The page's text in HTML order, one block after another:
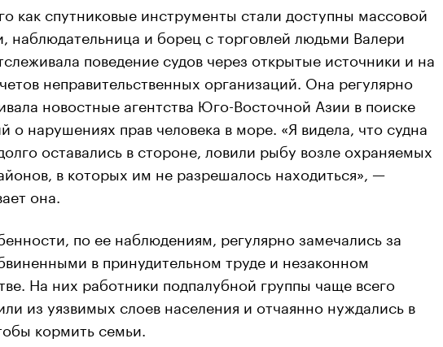
как спутниковые инструменты стали доступны массовой
наблюдательница и борец с торговлей людьми Валери
поведение судов через открытые источники и на
неправительственных организаций. Она регулярно
новостные агентства Юго-Восточной Азии в поиске
о нарушениях прав человека в море. «Я видела, что судна
оставались в стороне, ловили рыбу возле охраняемых
в которых им не разрешалось находиться», —
она.
по ее наблюдениям, регулярно замечались за
в принудительном труде и незаконном
На них работники подпалубной группы чаще всего
из уязвимых слоев населения и отчаянно нуждались в
кормить семьи.